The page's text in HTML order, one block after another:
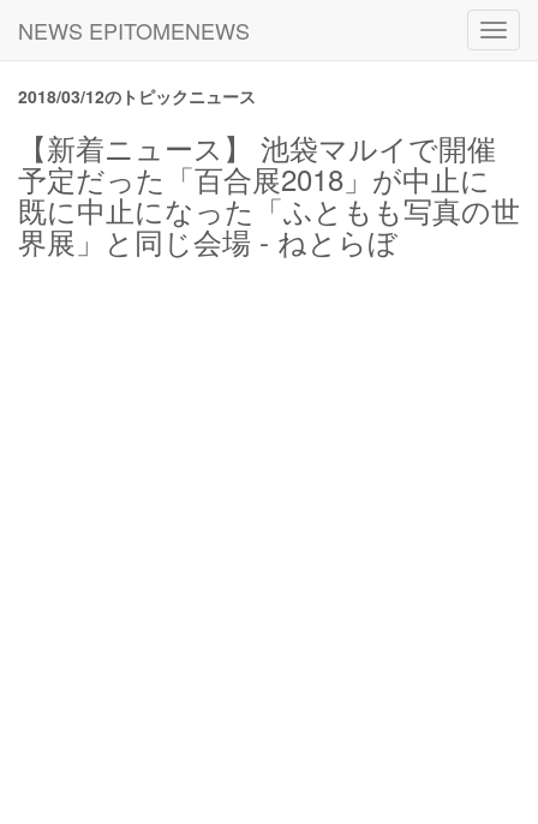
NEWS EPITOMENEWS
2018/03/12のトピックニュース
【新着ニュース】 池袋マルイで開催
予定だった「百合展2018」が中止に
既に中止になった「ふともも写真の世
界展」と同じ会場 - ねとらぼ